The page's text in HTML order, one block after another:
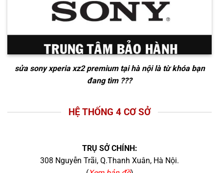
sửa sony xperia xz2 premium tại hà nộilà từ khóa bạn
đang tìm ???
HỆ THỐNG 4 CƠ SỞ
TRỤ SỞ CHÍNH:
308 Nguyễn Trãi, Q.Thanh Xuân, Hà Nội.